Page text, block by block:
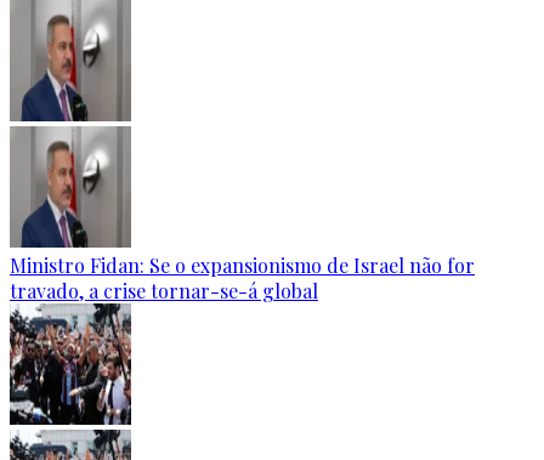
Ministro Fidan: Se o expansionismo de Israel não for
travado, a crise tornar-se-á global